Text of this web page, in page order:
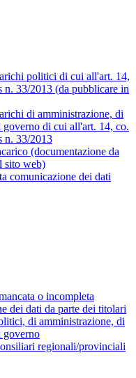
politici di cui all'art. 14,
n. 33/2013 (da pubblicare in
di amministrazione, di
governo di cui all'art. 14, co.
n. 33/2013
(documentazione da
sito web)
comunicazione dei dati
o incompleta
dei dati da parte dei titolari
di amministrazione, di
governo
regionali/provinciali